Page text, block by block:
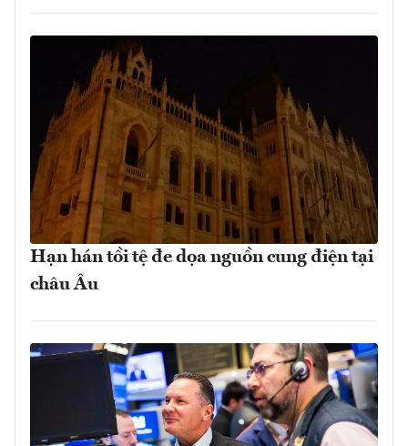
Hạn hán tồi tệ đe dọa nguồn cung điện tại
châu Âu